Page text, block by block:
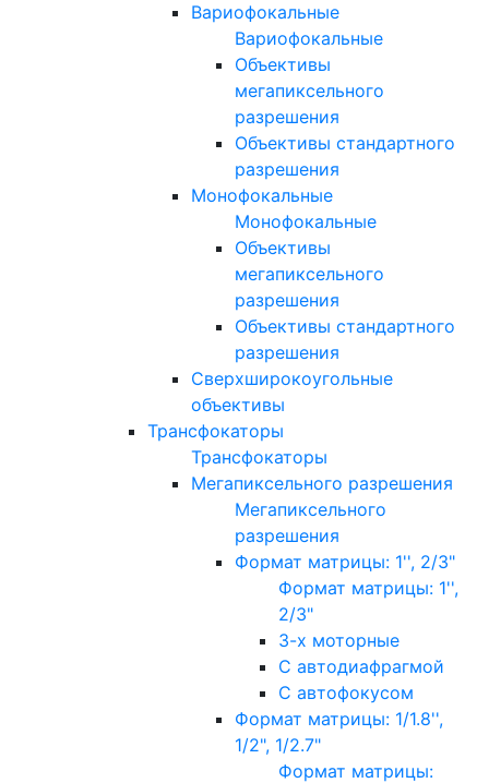
Вариофокальные
Вариофокальные
Объективы
мегапиксельного
разрешения
Объективы стандартного
разрешения
Монофокальные
Монофокальные
Объективы
мегапиксельного
разрешения
Объективы стандартного
разрешения
Сверхширокоугольные
объективы
Трансфокаторы
Трансфокаторы
Мегапиксельного разрешения
Мегапиксельного
разрешения
Формат матрицы: 1'', 2/3"
Формат матрицы: 1'',
2/3"
3-х моторные
С автодиафрагмой
С автофокусом
Формат матрицы: 1/1.8'',
1/2", 1/2.7"
Формат матрицы: